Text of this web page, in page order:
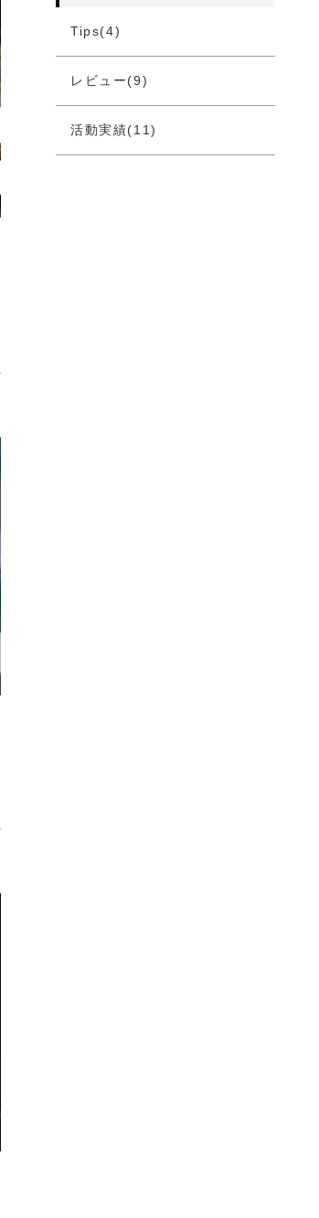
Tips(4)
レビュー(9)
活動実績(11)